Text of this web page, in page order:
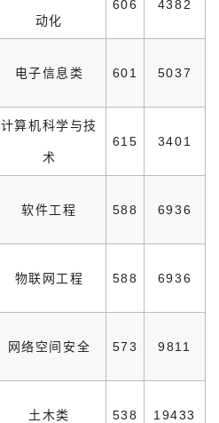
动化
606 4382
电子信息类 601 5037
计算机科学与技
术
615 3401
软件工程 588 6936
物联网工程 588 6936
网络空间安全 573 9811
土木类 538 19433